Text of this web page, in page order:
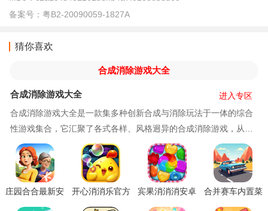
备案号： 粤B2-20090059-1827A
猜你喜欢
合成消除游戏大全
合成消除游戏大全
合成消除游戏大全是一款集多种创新合成与消除玩法于一体的综合
性游戏集合，它汇聚了各式各样、风格迥异的合成消除游戏，从经
典的宝石消除到创意满满的物品合成，玩家需通过
进入专区
庄园合合最新安
开心消消乐官方
宾果消消消安卓
合并赛车内置菜